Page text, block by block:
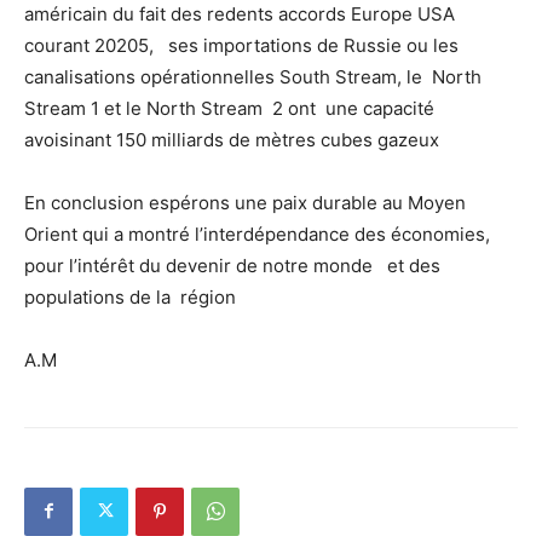
américain du fait des redents accords Europe USA
courant 20205, ses importations de Russie ou les
canalisations opérationnelles South Stream, le North
Stream 1 et le North Stream 2 ont une capacité
avoisinant 150 milliards de mètres cubes gazeux
En conclusion espérons une paix durable au Moyen
Orient qui a montré l’interdépendance des économies,
pour l’intérêt du devenir de notre monde et des
populations de la région
A.M